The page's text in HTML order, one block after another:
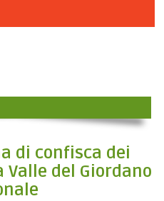
di confisca dei
Valle del Giordano